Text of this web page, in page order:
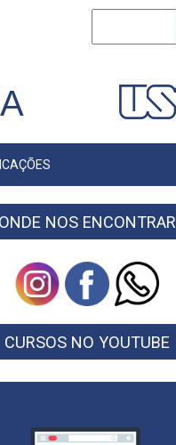
ONDE NOS ENCONTRAR
CURSOS NO YOUTUBE